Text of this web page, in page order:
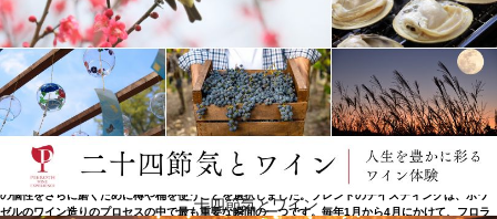
新しい時代へ
2019年、フロランとリオネル・ロック＝ボワゼルがメゾンを受け継ぎ、ボワゼルの発展とワインの
製造に新たな活力をもたらしています。温度管理されたステンレスタンクでの醸造に加え、ワイン
の個性をさらに磨くために樽や桶を使うことを選択しました。ブレンドのテイスティングは、ボワ
ゼルのワイン造りのプロセスの中で最も重要な瞬間の一つです。毎年1月から4月にかけて、フロラ
二十四節気とワイン